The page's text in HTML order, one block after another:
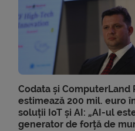
Codata și ComputerLand
estimează 200 mil. euro
soluții IoT și AI: „AI-ul
generator de forță de